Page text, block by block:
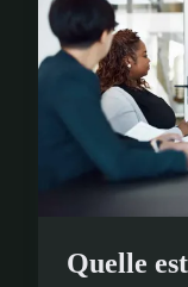
Quelle